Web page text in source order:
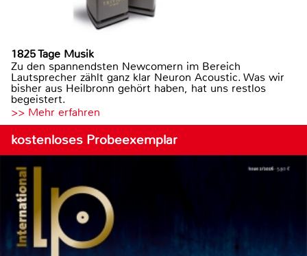
1825 Tage Musik
Zu den spannendsten Newcomern im Bereich
Lautsprecher zählt ganz klar Neuron Acoustic. Was wir
bisher aus Heilbronn gehört haben, hat uns restlos
begeistert.
>> Mehr erfahren
kostenloses Probeexemplar